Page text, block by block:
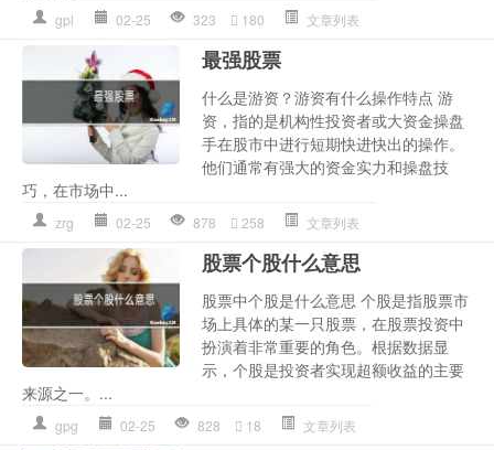
gpl 02-25 323 180 文章列表
最强股票
什么是游资？游资有什么操作特点 游
资，指的是机构性投资者或大资金操盘
手在股市中进行短期快进快出的操作。
他们通常有强大的资金实力和操盘技
巧，在市场中...
zrg 02-25 878 258 文章列表
股票个股什么意思
股票中个股是什么意思 个股是指股票市
场上具体的某一只股票，在股票投资中
扮演着非常重要的角色。根据数据显
示，个股是投资者实现超额收益的主要
来源之一。...
gpg 02-25 828 18 文章列表